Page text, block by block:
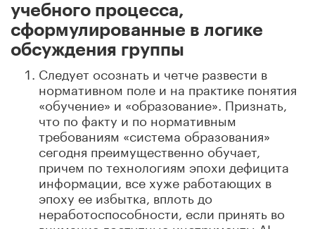
учебного процесса,
сформулированные в логике
обсуждения группы
Следует осознать и четче развести в
нормативном поле и на практике понятия
«обучение» и «образование». Признать,
что по факту и по нормативным
требованиям «система образования»
сегодня преимущественно обучает,
причем по технологиям эпохи дефицита
информации, все хуже работающих в
эпоху ее избытка, вплоть до
неработоспособности, если принять во